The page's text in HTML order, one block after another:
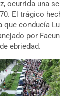
ocurrida una
El trágico
que conducía
por
ebriedad.